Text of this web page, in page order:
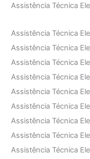
Assistência Técnica
Assistência Técnica
Assistência Técnica
Assistência Técnica
Assistência Técnica
Assistência Técnica
Assistência Técnica
Assistência Técnica
Assistência Técnica
Assistência Técnica